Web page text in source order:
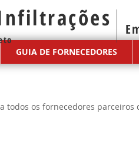
GUIA DE FORNECEDORES
todos os fornecedores parceiros